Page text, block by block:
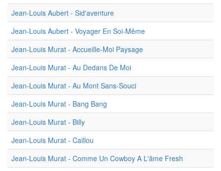
Jean-Louis Aubert - Sid'aventure
Jean-Louis Aubert - Voyager En Soi-Même
Jean-Louis Murat - Accueille-Moi Paysage
Jean-Louis Murat - Au Dedans De Moi
Jean-Louis Murat - Au Mont Sans-Souci
Jean-Louis Murat - Bang Bang
Jean-Louis Murat - Billy
Jean-Louis Murat - Caillou
Jean-Louis Murat - Comme Un Cowboy A L'âme Fresh